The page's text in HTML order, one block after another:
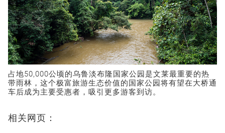
占地50,000公顷的乌鲁淡布隆国家公园是文莱最重要的热
带雨林，这个极富旅游生态价值的国家公园将有望在大桥通
车后成为主要受惠者，吸引更多游客到访。
相关网页：